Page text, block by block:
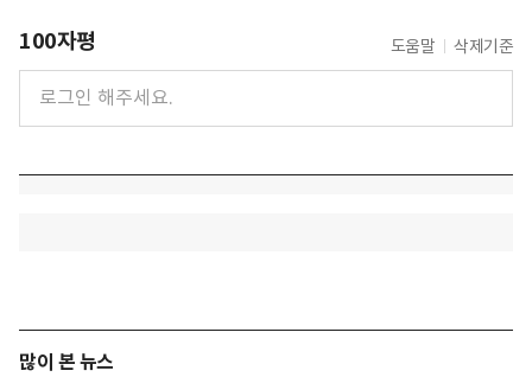
100자평 도움말 삭제기준
많이 본 뉴스